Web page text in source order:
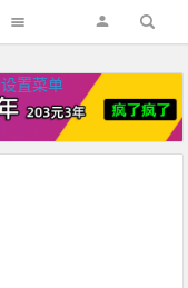
设置菜单